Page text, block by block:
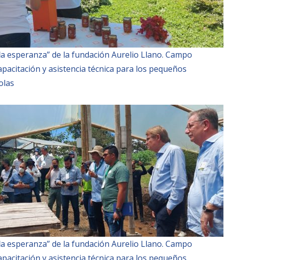
esperanza” de la fundación Aurelio Llano. Campo
y asistencia técnica para los pequeños
esperanza” de la fundación Aurelio Llano. Campo